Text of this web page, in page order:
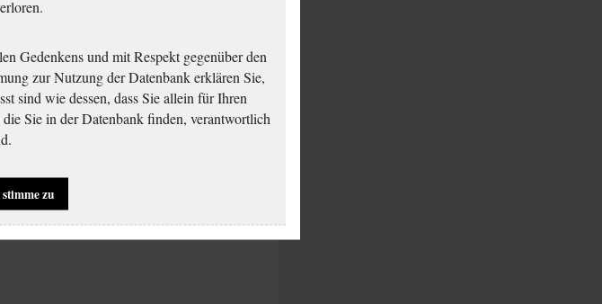
Gedenkens und mit Respekt gegenüber den
zur Nutzung der Datenbank erklären Sie,
sind wie dessen, dass Sie allein für Ihren
Sie in der Datenbank finden, verantwortlich
zu